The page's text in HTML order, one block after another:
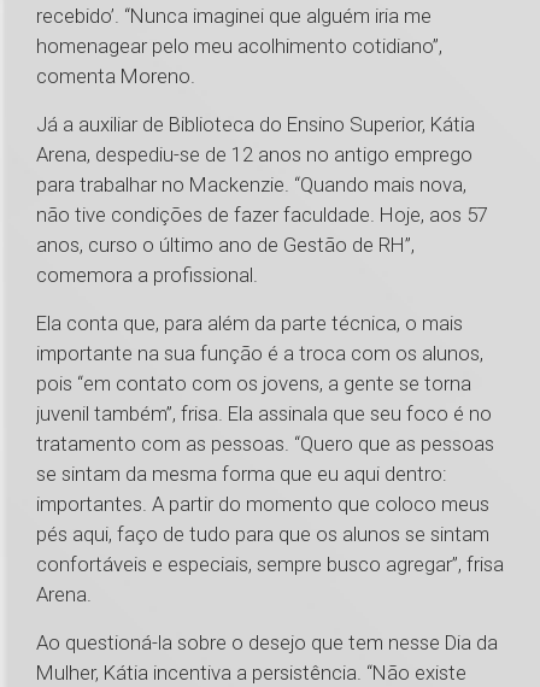
recebido’. “Nunca imaginei que alguém iria me
homenagear pelo meu acolhimento cotidiano”,
comenta Moreno.
Já a auxiliar de Biblioteca do Ensino Superior, Kátia
Arena, despediu-se de 12 anos no antigo emprego
para trabalhar no Mackenzie. “Quando mais nova,
não tive condições de fazer faculdade. Hoje, aos 57
anos, curso o último ano de Gestão de RH”,
comemora a profissional.
Ela conta que, para além da parte técnica, o mais
importante na sua função é a troca com os alunos,
pois “em contato com os jovens, a gente se torna
juvenil também”, frisa. Ela assinala que seu foco é no
tratamento com as pessoas. “Quero que as pessoas
se sintam da mesma forma que eu aqui dentro:
importantes. A partir do momento que coloco meus
pés aqui, faço de tudo para que os alunos se sintam
confortáveis e especiais, sempre busco agregar”, frisa
Arena.
Ao questioná-la sobre o desejo que tem nesse Dia da
Mulher, Kátia incentiva a persistência. “Não existe